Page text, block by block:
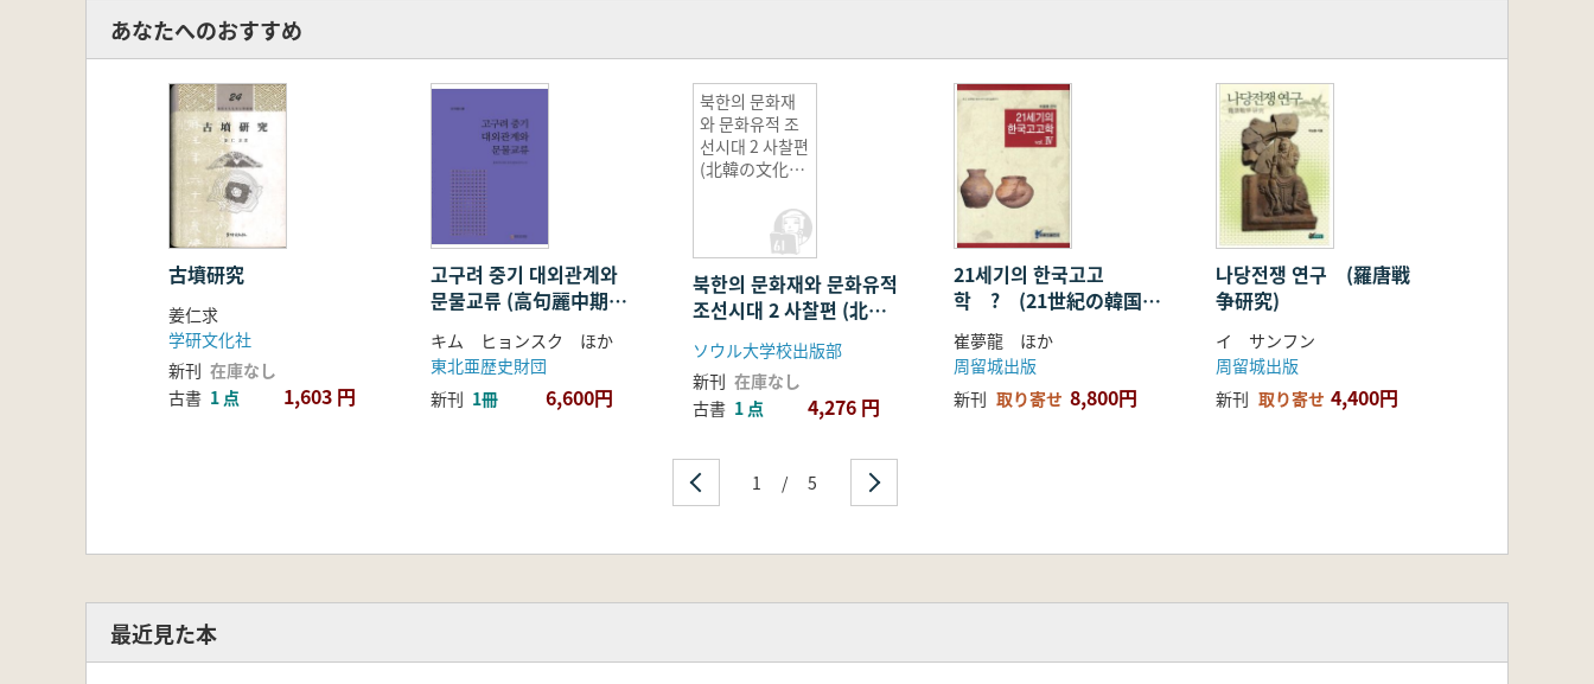
あなたへのおすすめ
古墳研究
姜仁求
学研文化社
新刊 在庫なし
古書 1 点 1,603 円
고구려 중기 대외관계와
문물교류 (高句麗中期対
外関係と文物交流)
キム ヒョンスク ほか
東北亜歴史財団
新刊 1冊 6,600円
북한의 문화재
와 문화유적 조
선시대 2 사찰편
(北韓の文化財
鮮時代2 寺刹
북한의 문화재와 문화유적
조선시대 2 사찰편 (北韓
の文化財と文化遺跡 朝
鮮時代2 寺刹編)
ソウル大学校出版部
新刊 在庫なし
古書 1 点 4,276 円
21세기의 한국고고
학 ? (21世紀の韓国考
古学?)
崔夢龍 ほか
周留城出版
新刊 取り寄せ 8,800円
나당전쟁 연구 (羅唐戦
争研究)
イ サンフン
周留城出版
新刊 取り寄せ 4,400円
1 / 5
最近見た本